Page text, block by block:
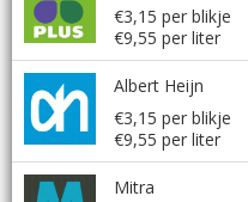
€3,15 per blikje
€9,55 per liter
Albert Heijn
€3,15 per blikje
€9,55 per liter
Mitra